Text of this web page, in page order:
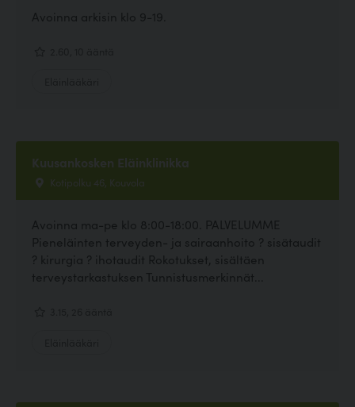
Avoinna arkisin klo 9-19.
Kuusankosken Eläinklinikka
Kotipolku 46, Kouvola
Avoinna ma-pe klo 8:00-18:00. PALVELUMME
Pieneläinten terveyden- ja sairaanhoito ? sisätaudit
? kirurgia ? ihotaudit Rokotukset, sisältäen
terveystarkastuksen Tunnistusmerkinnät...